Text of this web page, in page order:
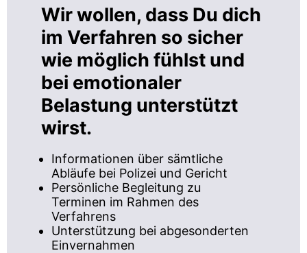
Wir wollen, dass Du dich
im Verfahren so sicher
wie möglich fühlst und
bei emotionaler
Belastung unterstützt
wirst.
Informationen über sämtliche
Abläufe bei Polizei und Gericht
Persönliche Begleitung zu
Terminen im Rahmen des
Verfahrens
Unterstützung bei abgesonderten
Einvernahmen